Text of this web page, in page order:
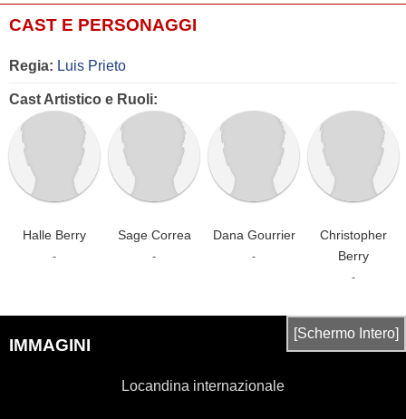
CAST E PERSONAGGI
Regia: Luis Prieto
Cast Artistico e Ruoli:
Halle Berry
-
Sage Correa
-
Dana Gourrier
-
Christopher
Berry
-
IMMAGINI
[Schermo Intero]
Locandina internazionale